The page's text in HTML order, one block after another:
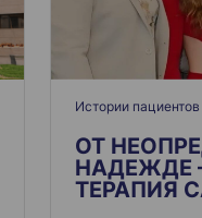
Истории пациентов
ОТ
НАДЕЖДЕ
ТЕРАПИЯ